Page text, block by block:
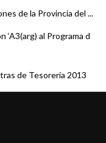
de la Provincia del ...
‘A3(arg) al Programa d
de Tesorería 2013